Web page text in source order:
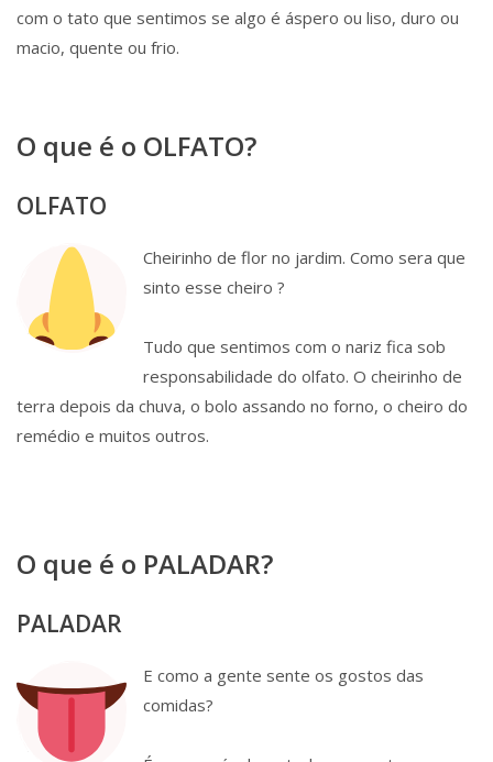
com o tato que sentimos se algo é áspero ou liso, duro ou
macio, quente ou frio.
O que é o OLFATO?
OLFATO
Cheirinho de flor no jardim. Como sera que
sinto esse cheiro ?
Tudo que sentimos com o nariz fica sob
responsabilidade do olfato. O cheirinho de
terra depois da chuva, o bolo assando no forno, o cheiro do
remédio e muitos outros.
O que é o PALADAR?
PALADAR
E como a gente sente os gostos das
comidas?